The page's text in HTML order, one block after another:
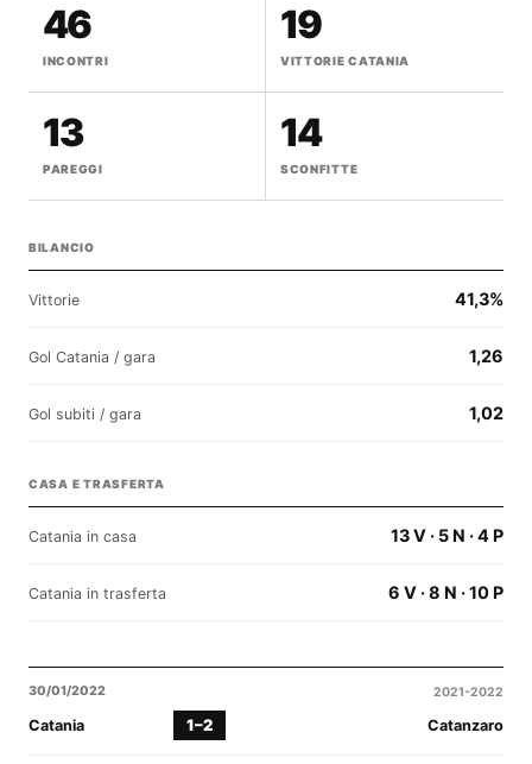
46
INCONTRI
19
VITTORIE CATANIA
13
PAREGGI
14
SCONFITTE
BILANCIO
Vittorie 41,3%
Gol Catania / gara 1,26
Gol subiti / gara 1,02
CASA E TRASFERTA
Catania in casa 13 V · 5 N · 4 P
Catania in trasferta 6 V · 8 N · 10 P
30/01/2022
Catania 1–2 Catanzaro
2021-2022